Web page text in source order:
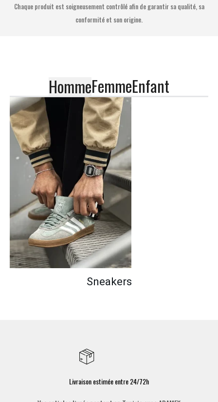
Chaque produit est soigneusement contrôlé afin de garantir sa qualité, sa
conformité et son origine.
HommeFemmeEnfant
Sneakers
Livraison estimée entre 24/72h